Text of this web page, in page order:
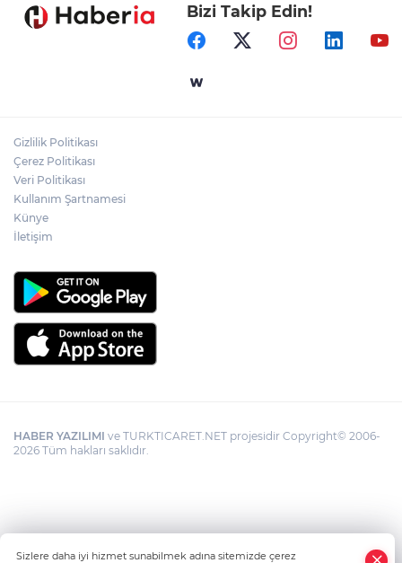
İçişleri Bakanı Çiftçi'den YÖK ziyareti
Gaziantep'in CODA&COBA'sında
Bizi Takip Edin!
Gizlilik Politikası
Çerez Politikası
Veri Politikası
Kullanım Şartnamesi
Künye
İletişim
HABER YAZILIMI ve TURKTICARET.NET projesidir Copyright© 2006-
2026 Tüm hakları saklıdır.
Sizlere daha iyi hizmet sunabilmek adına sitemizde çerez